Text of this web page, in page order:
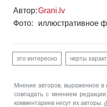
Автор:Grani.lv
Фото:
иллюстративное
это интересно черты
Мнение авторов, выраженное в
совпадать с мнением
комментариев несут их авторы.